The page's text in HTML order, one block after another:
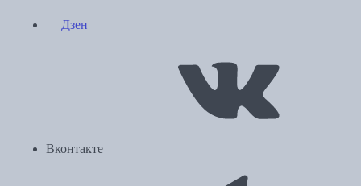
Дзен
Вконтакте